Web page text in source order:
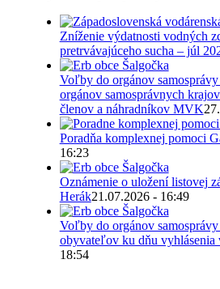
Zníženie výdatnosti vodných
pretrvávajúceho sucha – júl
Voľby do orgánov
orgánov samosprávnych
členov a náhradníkov MVK
Poradňa komplexnej pomoci
16:23
Oznámenie o uložení listovej
Herák21.07.2026 - 16:49
Voľby do orgánov
obyvateľov ku dňu vyhlásenia
18:54